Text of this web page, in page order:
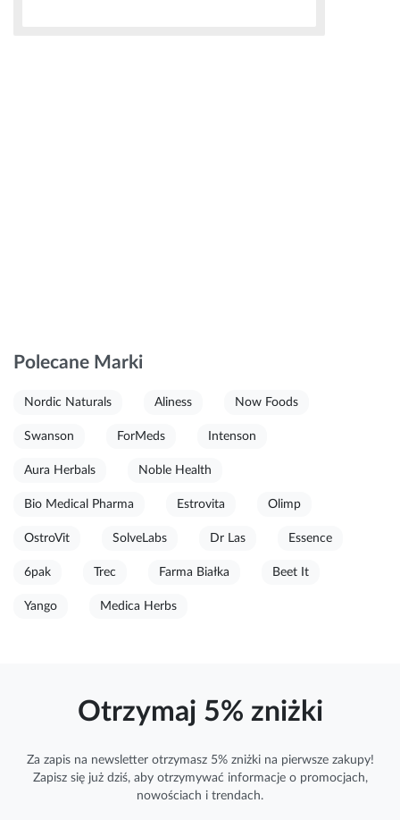
Polecane Marki
Nordic Naturals Aliness Now Foods
Swanson ForMeds Intenson
Aura Herbals Noble Health
Bio Medical Pharma Estrovita Olimp
OstroVit SolveLabs Dr Las Essence
6pak Trec Farma Białka Beet It
Yango Medica Herbs
Otrzymaj 5% zniżki
Za zapis na newsletter otrzymasz 5% zniżki na pierwsze zakupy!
Zapisz się już dziś, aby otrzymywać informacjeo promocjach,
nowościach i trendach.